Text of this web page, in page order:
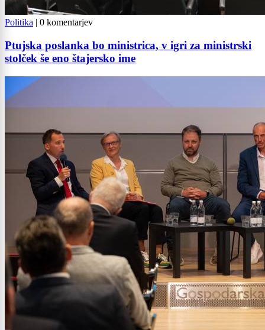
Politika | 0 komentarjev
Ptujska poslanka bo ministrica, v igri za ministrski
stolček še eno štajersko ime